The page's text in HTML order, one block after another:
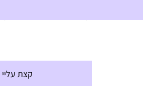
קצת עליי